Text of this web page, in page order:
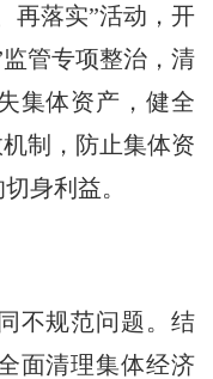
再落实”活动，开
管专项整治，清
集体资产，健全
制，防止集体资
身利益。
不规范问题。结
面清理集体经济